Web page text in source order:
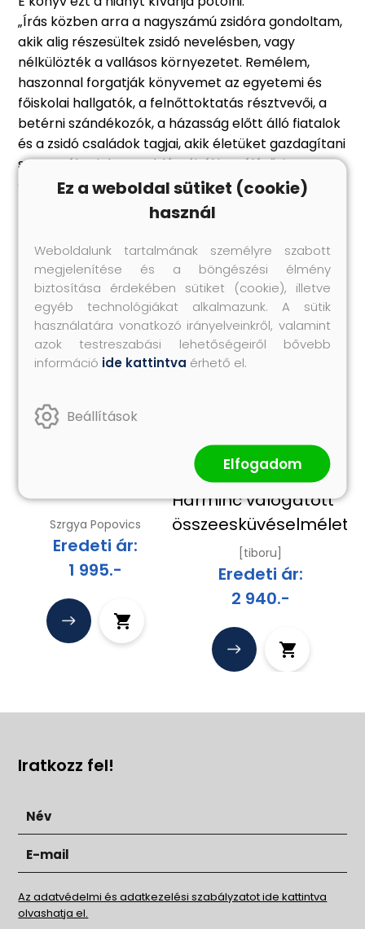
„Írás közben arra a nagyszámú zsidóra gondoltam,
akik alig részesültek zsidó nevelésben, vagy
nélkülözték a vallásos környezetet. Remélem,
haszonnal forgatják könyvemet az egyetemi és
főiskolai hallgatók, a felnőttoktatás résztvevői, a
betérni szándékozók, a házasság előtt álló fiatalok
és a zsidó családok tagjai, akik életüket gazdagítani
szeretnék a jelen problémáiról is szóló, ősi
örökséggel.”
Hasonló termékek
forradalomhoz
Szrgya Popovics
Eredeti ár:
1 995.-
Konteó 1
Harminc válogatott
összeesküvéselmélet
[tiboru]
Eredeti ár:
2 940.-
Iratkozz fel!
Az adatvédelmi és adatkezelési szabályzatot ide kattintva
olvashatja el.
Ez a weboldal sütiket (cookie)
használ
Weboldalunk tartalmának személyre szabott
megjelenítése és a böngészési élmény
biztosítása érdekében sütiket (cookie), illetve
egyéb technológiákat alkalmazunk. A sütik
használatára vonatkozó irányelveinkről, valamint
azok testreszabási lehetőségeiről bővebb
információ ide kattintva érhető el.
Beállítások
Elfogadom